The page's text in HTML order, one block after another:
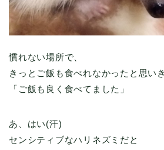
慣れない場所で、
きっとご飯も食べれなかったと思いき
「ご飯も良く食べてました」
あ、はい(汗)
センシティブなハリネズミだと